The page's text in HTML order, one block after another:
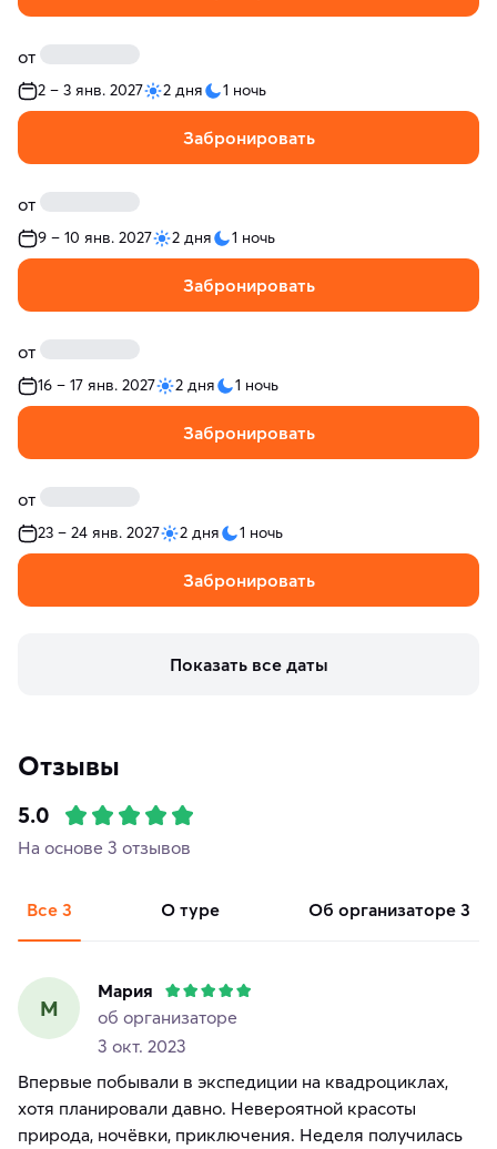
от
2 – 3 янв. 2027 2 дня 1 ночь
Забронировать
от
9 – 10 янв. 2027 2 дня 1 ночь
Забронировать
от
16 – 17 янв. 2027 2 дня 1 ночь
Забронировать
от
23 – 24 янв. 2027 2 дня 1 ночь
Забронировать
Показать все даты
Отзывы
5.0
На основе 3 отзывов
Все 3 о туре об организаторе 3
М
Мария
об организаторе
3 окт. 2023
Впервые пoбывали в экспедиции на квадроциклах,
хотя планировали давно. Невероятной красоты
природа, ночёвки, приключения. Неделя получилась